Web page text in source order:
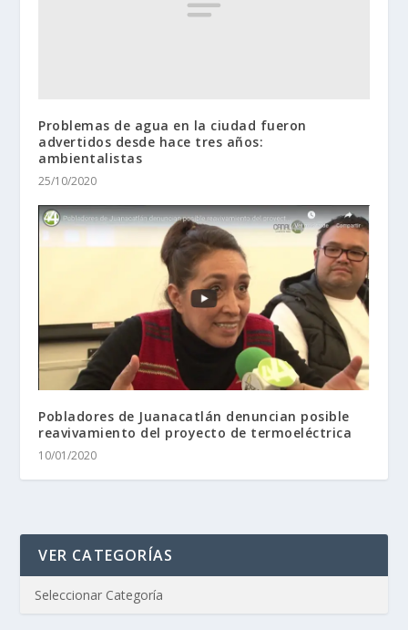
Problemas de agua en la ciudad fueron
advertidos desde hace tres años:
ambientalistas
25/10/2020
Pobladores de Juanacatlán denuncian posible
reavivamiento del proyecto de termoeléctrica
10/01/2020
VER CATEGORÍAS